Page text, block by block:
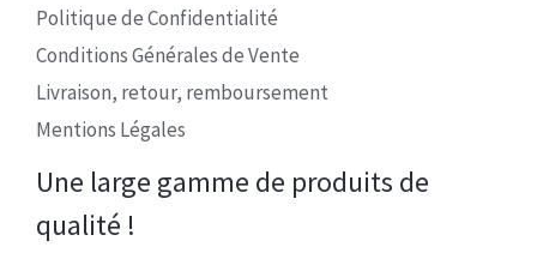
Politique de Confidentialité
Conditions Générales de Vente
Livraison, retour, remboursement
Mentions Légales
Une large gamme de produits de
qualité !